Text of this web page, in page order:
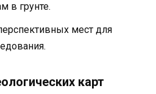
в грунте.
мест для
карт